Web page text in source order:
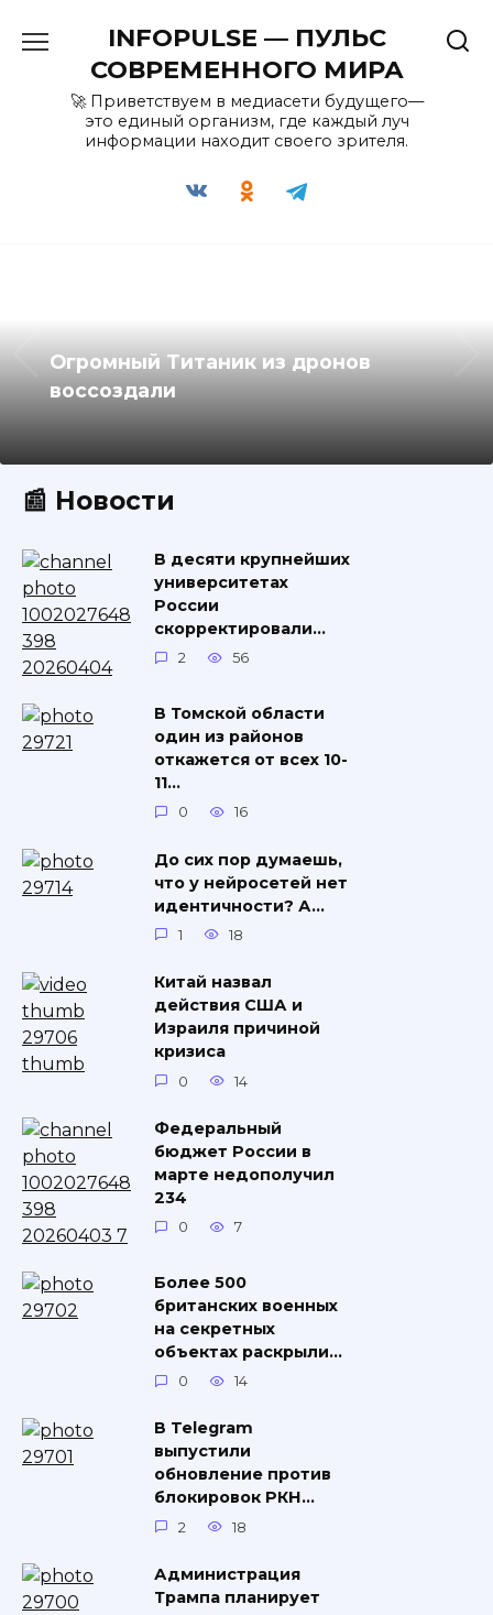
содержанию
INFOPULSE — ПУЛЬС
СОВРЕМЕННОГО МИРА
🚀 Приветствуем в медиасети будущего—
это единый организм, где каждый луч
информации находит своего зрителя.
Огромный Титаник из дронов
воссоздали
📰 Новости
В десяти крупнейших
университетах
России
скорректировали…
2 56
В Томской области
один из районов
откажется от всех 10-
11…
0 16
До сих пор думаешь,
что у нейросетей нет
идентичности? А…
1 18
Китай назвал
действия США и
Израиля причиной
кризиса
0 14
Федеральный
бюджет России в
марте недополучил
234
0 7
Более 500
британских военных
на секретных
объектах раскрыли…
0 14
В Telegram
выпустили
обновление против
блокировок РКН…
2 18
Администрация
Трампа планирует